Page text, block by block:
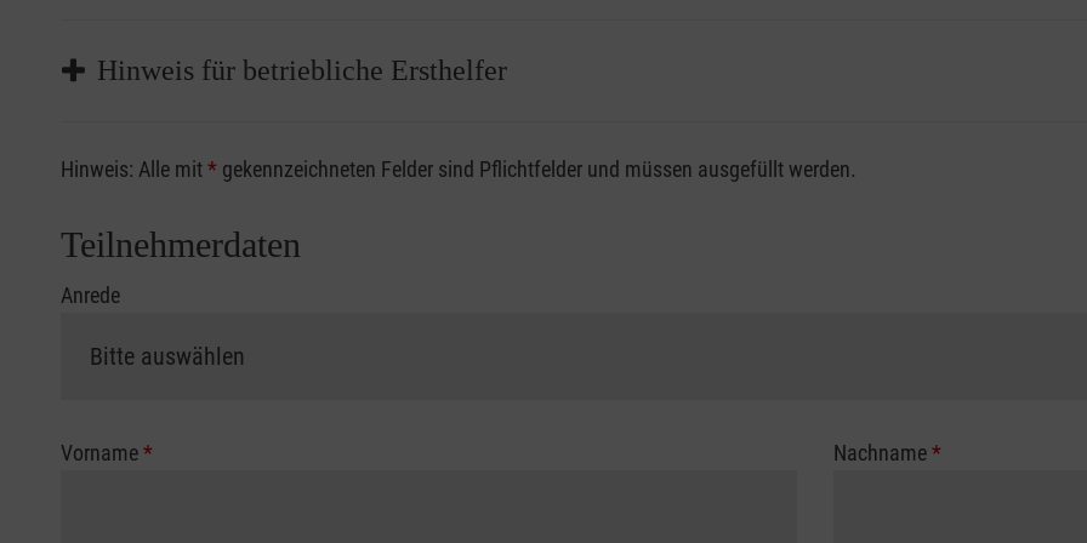
Hinweis für betriebliche Ersthelfer
Sofern Sie ein Kostenübernahmeverfahren Ihrer Berufsgenossenschaft / Unfallkasse nutzen, beachten Sie bitte,
vorliegen müssen. Andernfalls erfolgt eine Abrechnung der vollen Kursgebühr als Selbstzahler.
Hinweis: Alle mit* gekennzeichneten Felder sind Pflichtfelder und müssen ausgefüllt werden.
Teilnehmerdaten
Anrede
Vorname* Nachname*